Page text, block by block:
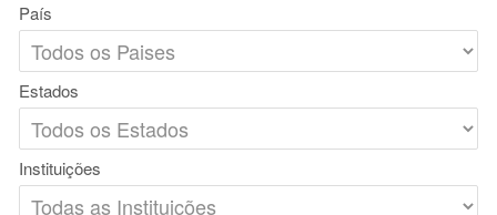
País
Estados
Instituições